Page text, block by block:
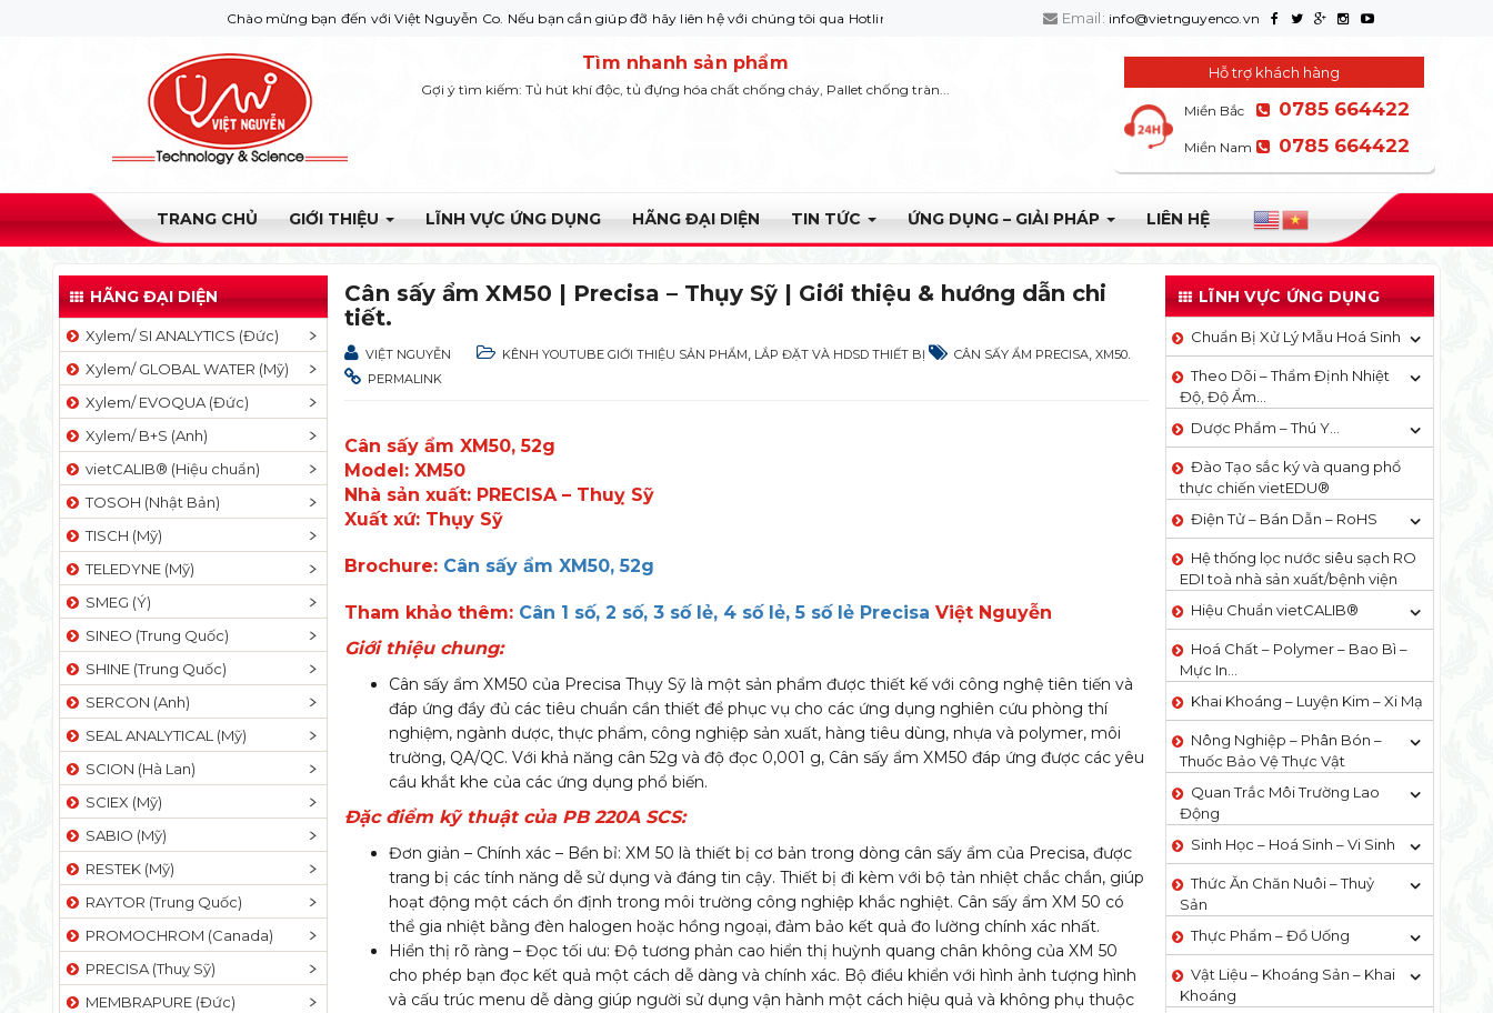
Chào mừng bạn đến với Việt Nguyễn Co. Nếu bạn cần giúp đỡ hãy liên hệ với chúng tôi qua Hotline: 0932 664422 Email: info@vietnguyenco.vn
Tìm nhanh sản phẩm
Gợi ý tìm kiếm: Tủ hút khí độc, tủ đựng hóa chất chống cháy, Pallet chống tràn...
Hỗ trợ khách hàng
Miền Bắc 0785 664422
Miền Nam 0785 664422
TRANG CHỦ GIỚI THIỆU LĨNH VỰC ỨNG DỤNG HÃNG ĐẠI DIỆN TIN TỨC ỨNG DỤNG – GIẢI PHÁP LIÊN HỆ
HÃNG ĐẠI DIỆN
Xylem/ SI ANALYTICS (Đức)
Xylem/ GLOBAL WATER (Mỹ)
Xylem/ EVOQUA (Đức)
Xylem/ B+S (Anh)
vietCALIB® (Hiệu chuẩn)
TOSOH (Nhật Bản)
TISCH (Mỹ)
TELEDYNE (Mỹ)
SMEG (Ý)
SINEO (Trung Quốc)
SHINE (Trung Quốc)
SERCON (Anh)
SEAL ANALYTICAL (Mỹ)
SCION (Hà Lan)
SCIEX (Mỹ)
SABIO (Mỹ)
RESTEK (Mỹ)
RAYTOR (Trung Quốc)
PROMOCHROM (Canada)
PRECISA (Thuỵ Sỹ)
MEMBRAPURE (Đức)
Cân sấy ẩm XM50 | Precisa – Thụy Sỹ | Giới thiệu & hướng dẫn chi
tiết.
VIỆT NGUYỄN KÊNH YOUTUBE GIỚI THIỆU SẢN PHẨM LẮP ĐẶT VÀ HDSD THIẾT BỊ CÂN SẤY ẨM PRECISA ,XM50
PERMALINK
Cân sấy ẩm XM50, 52g
Model: XM50
Nhà sản xuất: PRECISA – Thuỵ Sỹ
Xuất xứ: Thụy Sỹ
Brochure: Cân sấy ẩm XM50, 52g
Tham khảo thêm: Cân 1 số, 2 số, 3 số lẻ, 4 số lẻ, 5 số lẻ Precisa Việt Nguyễn
Giới thiệu chung:
Cân sấy ẩm XM50 của Precisa Thụy Sỹ là một sản phẩm được thiết kế với công nghệ tiên tiến và
đáp ứng đầy đủ các tiêu chuẩn cần thiết để phục vụ cho các ứng dụng nghiên cứu phòng thí
nghiệm, ngành dược, thực phẩm, công nghiệp sản xuất, hàng tiêu dùng, nhựa và polymer, môi
trường, QA/QC. Với khả năng cân 52g và độ đọc 0,001 g, Cân sấy ẩm XM50 đáp ứng được các yêu
cầu khắt khe của các ứng dụng phổ biến.
Đặc điểm kỹ thuật của PB 220A SCS:
Đơn giản – Chính xác – Bền bỉ: XM 50 là thiết bị cơ bản trong dòng cân sấy ẩm của Precisa, được
trang bị các tính năng dễ sử dụng và đáng tin cậy. Thiết bị đi kèm với bộ tản nhiệt chắc chắn, giúp
hoạt động một cách ổn định trong môi trường công nghiệp khắc nghiệt. Cân sấy ẩm XM 50 có
thể gia nhiệt bằng đèn halogen hoặc hồng ngoại, đảm bảo kết quả đo lường chính xác nhất.
Hiển thị rõ ràng – Đọc tối ưu: Độ tương phản cao hiển thị huỳnh quang chân không của XM 50
cho phép bạn đọc kết quả một cách dễ dàng và chính xác. Bộ điều khiển với hình ảnh tượng hình
và cấu trúc menu dễ dàng giúp người sử dụng vận hành một cách hiệu quả và không phụ thuộc
LĨNH VỰC ỨNG DỤNG
Chuẩn Bị Xử Lý Mẫu Hoá Sinh
Theo Dõi – Thẩm Định Nhiệt
Độ, Độ Ẩm…
Dược Phẩm – Thú Y…
Đào Tạo sắc ký và quang phổ
thực chiến vietEDU®
Điện Tử – Bán Dẫn – RoHS
Hệ thống lọc nước siêu sạch RO
EDI​​ toà nhà sản xuất/bệnh viện
Hiệu Chuẩn vietCALIB®
Hoá Chất – Polymer – Bao Bì –
Mực In…
Khai Khoáng – Luyện Kim – Xi Mạ
Nông Nghiệp – Phân Bón –
Thuốc Bảo Vệ Thực Vật
Quan Trắc Môi Trường Lao
Động
Sinh Học – Hoá Sinh – Vi Sinh
Thức Ăn Chăn Nuôi – Thuỷ
Sản
Thực Phẩm – Đồ Uống
Vật Liệu – Khoáng Sản – Khai
Khoáng